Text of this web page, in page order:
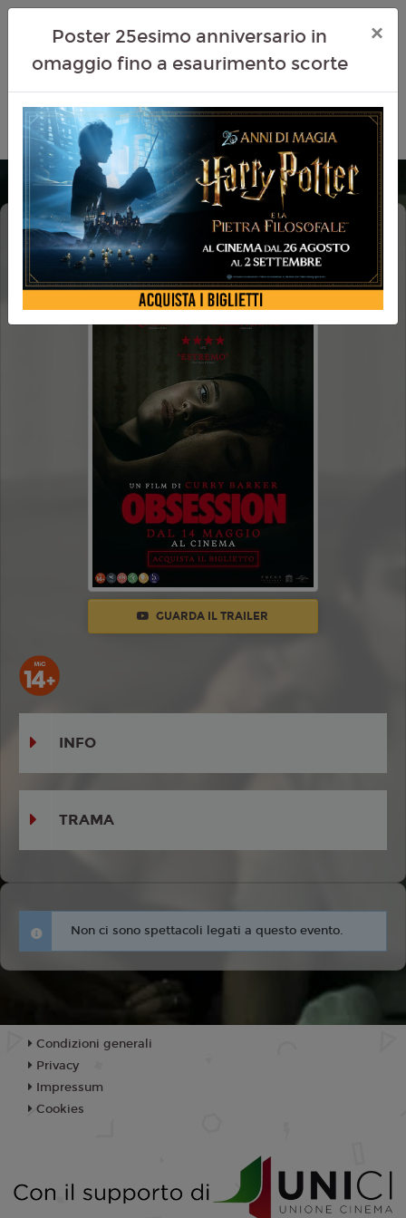
OBSESSION
GUARDA IL TRAILER
INFO
TRAMA
Non ci sono spettacoli legati a questo evento.
Poster 25esimo anniversario in
omaggio fino a esaurimento scorte
×
Condizioni generali
Privacy
Impressum
Cookies